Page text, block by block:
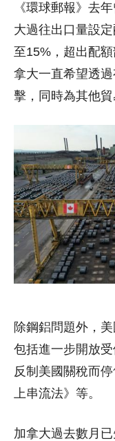
《環球郵報》去
大過往出口量設
至15%，超出配
拿大一直希望透
擊，同時為其他貿
除鋼鋁問題外，
包括進一步開放
反制美國關稅而
上串流法》等。
加拿大過去數月